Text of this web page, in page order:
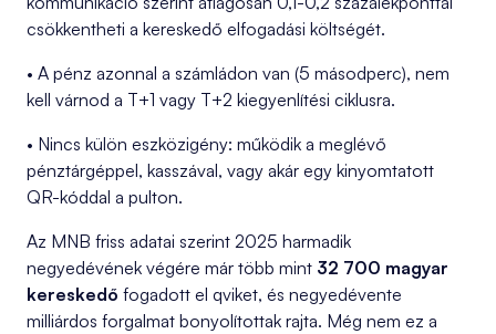
csökkentheti a kereskedő elfogadási költségét.
• A pénz azonnal a számládon van (5 másodperc), nem
kell várnod a T+1 vagy T+2 kiegyenlítési ciklusra.
• Nincs külön eszközigény: működik a meglévő
pénztárgéppel, kasszával, vagy akár egy kinyomtatott
QR-kóddal a pulton.
Az MNB friss adatai szerint 2025 harmadik
negyedévének végére már több mint 32 700 magyar
kereskedő fogadott el qviket, és negyedévente
milliárdos forgalmat bonyolítottak rajta. Még nem ez a